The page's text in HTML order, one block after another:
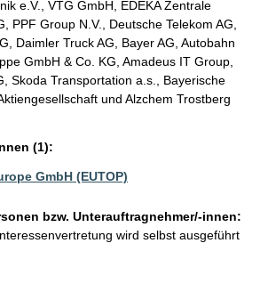
e.V., VTG GmbH, EDEKA Zentrale
PPF Group N.V., Deutsche Telekom AG,
Daimler Truck AG, Bayer AG, Autobahn
GmbH & Co. KG, Amadeus IT Group,
Skoda Transportation a.s., Bayerische
und Alzchem Trostberg
(1):
GmbH (EUTOP)
bzw. Unterauftragnehmer/-innen:
wird selbst ausgeführt